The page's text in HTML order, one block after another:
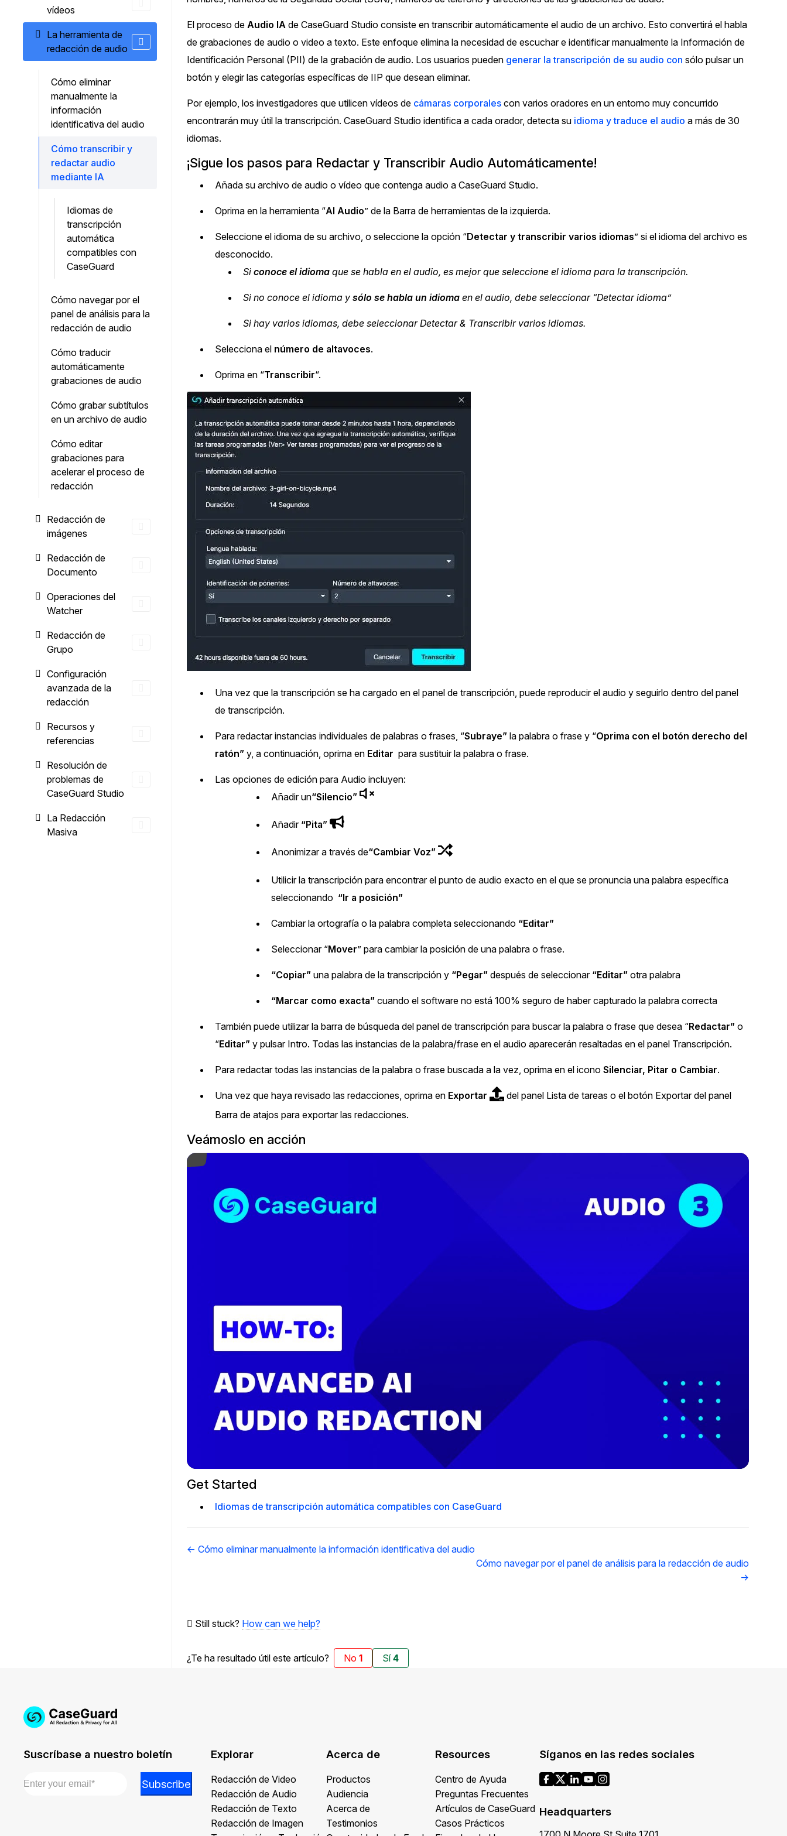
¿Necesitas redactar una gran cantidad de
Redacte información de identificación
personal (PII), como nombres, números de
teléfono, direcciones, SSN y más de miles
de archivos
Redacción en Bulto
redactar una cantidad ilimitada de videos,
Redacción de imágenes
miles de imágenes utilizando las funciones
Transcripción y Traducción
cualquier audio o video de más de 50
Sector Jurídico
Servicios Financieros
Casinos
Entretenimiento
Centros de Crisis y Las Líneas
La Venta al Por Menor
sus necesidades de redacción
Centro de Ayuda
utilizan CaseGuard studio a diario
Sobre nosotros
misión
vídeos
La herramienta de
redacción de audio
Cómo eliminar
manualmente la
información
identificativa del audio
Cómo transcribir y
redactar audio
mediante IA
Idiomas de
transcripción
automática
compatibles con
CaseGuard
Cómo navegar por el
panel de análisis para la
redacción de audio
Cómo traducir
automáticamente
grabaciones de audio
Cómo grabar subtítulos
en un archivo de audio
Cómo editar
grabaciones para
acelerar el proceso de
redacción
Redacción de
imágenes
Redacción de
Documento
Operaciones del
Watcher
Redacción de
Grupo
Configuración
avanzada de la
redacción
Recursos y
referencias
Resolución de
problemas de
CaseGuard Studio
La Redacción
Masiva
El proceso de Audio IAde CaseGuard Studio consiste en transcribir automáticamente el audio de un archivo. Esto convertirá el habla
de grabaciones de audio o video a texto. Este enfoque elimina la necesidad de escuchar e identificar manualmente la Información de
Identificación Personal (PII) de la grabación de audio. Los usuarios pueden generar la transcripción de su audio con sólo pulsar un
botón y elegir las categorías específicas de IIP que desean eliminar.
Por ejemplo, los investigadores que utilicen vídeos de cámaras corporalescon varios oradores en un entorno muy concurrido
encontrarán muy útil la transcripción. CaseGuard Studio identifica a cada orador, detecta su idioma y traduce el audio a más de 30
idiomas.
¡Sigue los pasos para Redactar y Transcribir Audio Automáticamente!
Añada su archivo de audio o vídeo que contenga audio a CaseGuard Studio.
Oprima en la herramienta “AI Audio” de la Barra de herramientas de la izquierda.
Seleccione el idioma de su archivo, o seleccione la opción “Detectar y transcribir varios idiomas” si el idioma del archivo es
desconocido.
Si conoce el idiomaque se habla en el audio, es mejor que seleccione el idioma para la transcripción.
Si no conoce el idioma y sólo se habla un idiomaen el audio, debe seleccionar “Detectar idioma”
Si hay varios idiomas, debe seleccionar Detectar & Transcribir varios idiomas.
Selecciona elnúmero de altavoces.
Oprima en “Transcribir“.
Una vez que la transcripción se ha cargado en el panel de transcripción, puede reproducir el audio y seguirlo dentro del panel
de transcripción.
Para redactar instancias individuales de palabras o frases, “Subraye”la palabra o frase y “Oprima con el botón derecho del
ratón”y, a continuación, oprima en Editar para sustituir la palabra o frase.
Las opciones de edición para Audio incluyen:
Añadir un“Silencio”
Añadir “Pita”
Anonimizar a través de“Cambiar Voz”
Utilicir la transcripción para encontrar el punto de audio exacto en el que se pronuncia una palabra específica
seleccionando “Ir a posición”
Cambiar la ortografía o la palabra completa seleccionando “Editar”
Seleccionar “Mover” para cambiar la posición de una palabra o frase.
“Copiar”una palabra de la transcripción y “Pegar”después de seleccionar “Editar”otra palabra
“Marcar como exacta” cuando el software no está 100% seguro de haber capturado la palabra correcta
También puede utilizar la barra de búsqueda del panel de transcripción para buscar la palabra o frase que desea “Redactar”o
“Editar”y pulsar Intro. Todas las instancias de la palabra/frase en el audio aparecerán resaltadas en el panel Transcripción.
Para redactar todas las instancias de la palabra o frase buscada a la vez, oprima en el icono Silenciar, Pitar o Cambiar.
Una vez que haya revisado las redacciones, oprima en Exportar
del panel Lista de tareas o el botón Exportar del panel
Barra de atajos para exportar las redacciones.
Veámoslo en acción
Play Video
Get Started
Idiomas de transcripción automática compatibles con CaseGuard
Navegación
← Cómo eliminar manualmente la información identificativa del audio
Cómo navegar por el panel de análisis para la redacción de audio
→
Still stuck? How can we help?
¿Te ha resultado útil este artículo? No 1 Sí4
Suscríbase a nuestro boletín
Email
Email * Subscribe
Explorar
Redacción de Video
Redacción de Audio
Redacción de Texto
Redacción de Imagen
Acerca de
Productos
Audiencia
Acerca de
Testimonios
Resources
Centro de Ayuda
Preguntas Frecuentes
Artículos de CaseGuard
Casos Prácticos
Síganos en las redes sociales
Headquarters